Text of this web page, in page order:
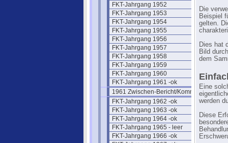
FKT-Jahrgang 1952
FKT-Jahrgang 1953
FKT-Jahrgang 1954
FKT-Jahrgang 1955
FKT-Jahrgang 1956
FKT-Jahrgang 1957
FKT-Jahrgang 1958
FKT-Jahrgang 1959
FKT-Jahrgang 1960
FKT-Jahrgang 1961 -ok
1961 Zwischen-Bericht/Kommentar
FKT-Jahrgang 1962 -ok
FKT-Jahrgang 1963 -ok
FKT-Jahrgang 1964 -ok
FKT-Jahrgang 1965 - leer
FKT-Jahrgang 1966 -ok
Die
Beispiel
gelten.
Dies hat
Bild
dem
Eine
werden
Diese